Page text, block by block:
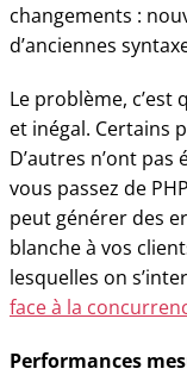
changements :
d’anciennes
Le problème, c’est
et inégal. Certains
D’autres n’ont
vous passez de
peut générer des
blanche à vos
lesquelles on
face à la
Performances